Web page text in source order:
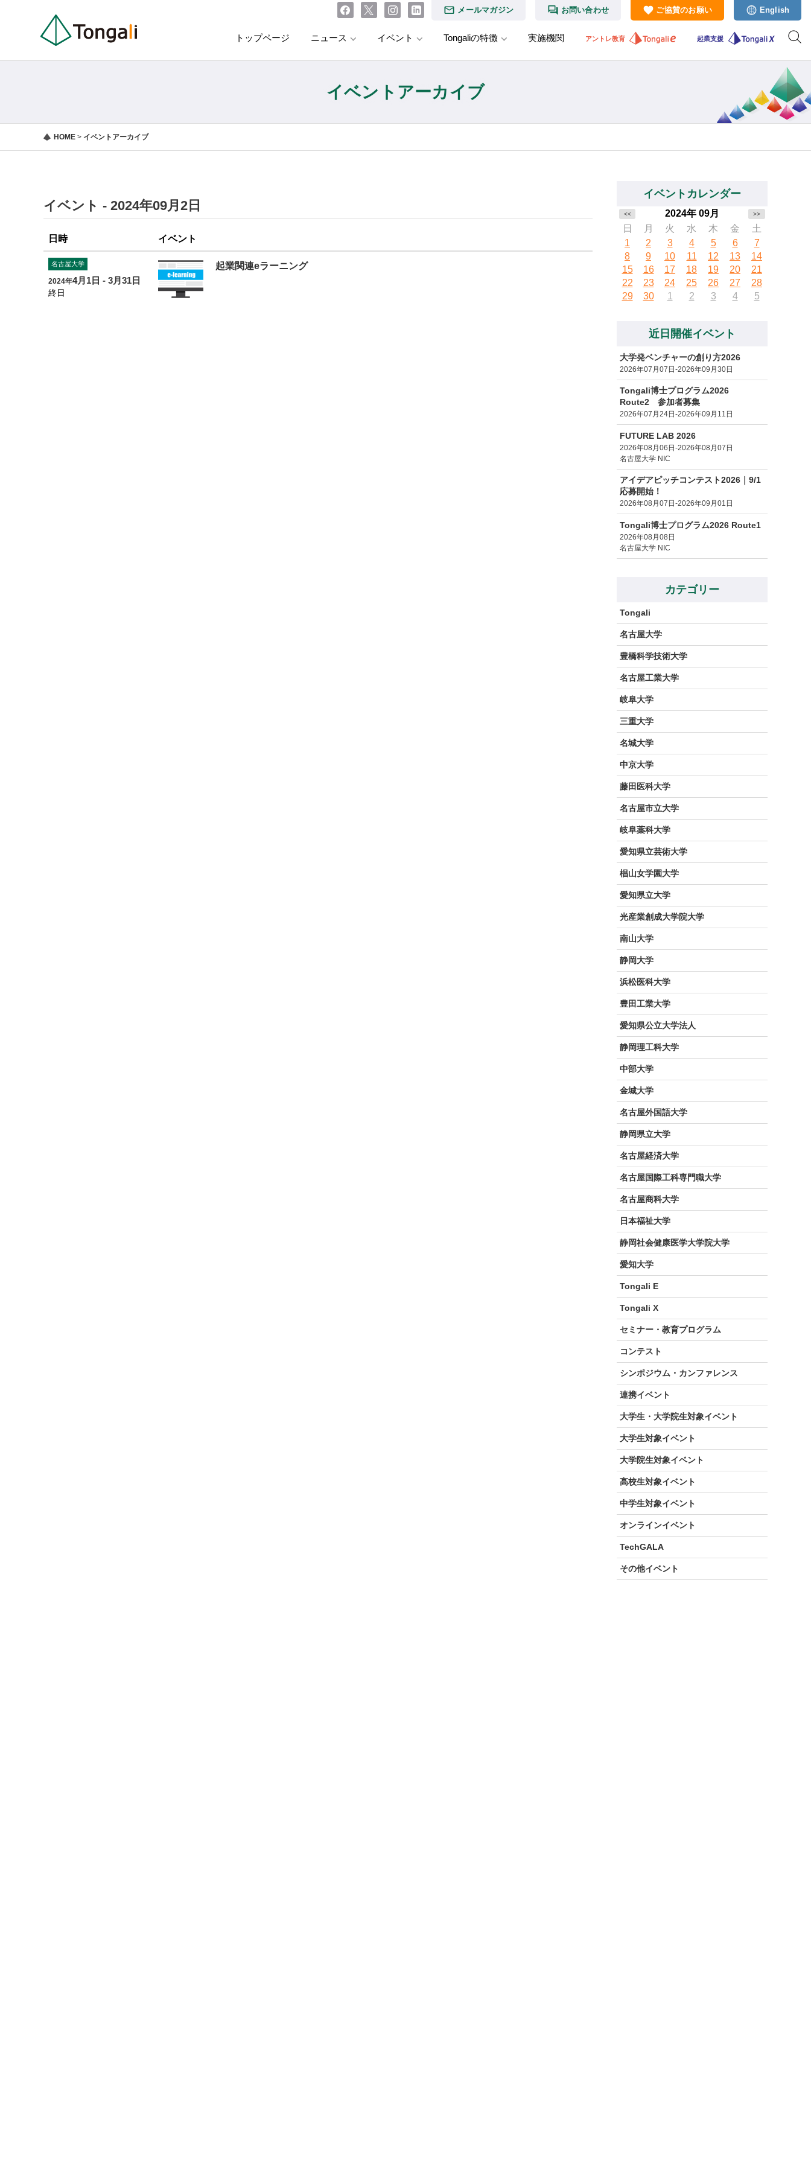
メールマガジン お問い合わせ ご協賛のお願い English
トップページ ニュース イベント Tongaliの特徴 実施機関 アントレ教育 起業支援
イベントアーカイブ
HOME > イベントアーカイブ
イベント - 2024年09月2日
日時 イベント
名古屋大学
2024年4月1日 - 3月31日
終日
起業関連eラーニング
イベントカレンダー
<< 2024年 09月 >>
日 月 火 水 木 金
土
1
2 3 4 5 6
7
8
9 10 11 12 13
14
15
16 17 18 19 20
21
22
23 24 25 26 27
28
29
30 1 2 3 4 5
近日開催イベント
大学発ベンチャーの創り方2026
2026年07月07日-2026年09月30日
Tongali博士プログラム2026
Route2 参加者募集
2026年07月24日-2026年09月11日
FUTURE LAB 2026
2026年08月06日-2026年08月07日
名古屋大学 NIC
アイデアピッチコンテスト2026｜9/1
応募開始！
2026年08月07日-2026年09月01日
Tongali博士プログラム2026 Route1
2026年08月08日
名古屋大学 NIC
カテゴリー
Tongali
名古屋大学
豊橋科学技術大学
名古屋工業大学
岐阜大学
三重大学
名城大学
中京大学
藤田医科大学
名古屋市立大学
岐阜薬科大学
愛知県立芸術大学
椙山女学園大学
愛知県立大学
光産業創成大学院大学
南山大学
静岡大学
浜松医科大学
豊田工業大学
愛知県公立大学法人
静岡理工科大学
中部大学
金城大学
名古屋外国語大学
静岡県立大学
名古屋経済大学
名古屋国際工科専門職大学
名古屋商科大学
日本福祉大学
静岡社会健康医学大学院大学
愛知大学
Tongali E
Tongali X
セミナー・教育プログラム
コンテスト
シンポジウム・カンファレンス
連携イベント
大学生・大学院生対象イベント
大学生対象イベント
大学院生対象イベント
高校生対象イベント
中学生対象イベント
オンラインイベント
TechGALA
その他イベント